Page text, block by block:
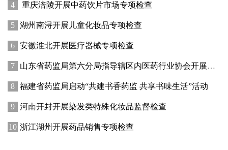
重庆涪陵开展中药饮片市场专项检查
湖州南浔开展儿童化妆品专项检查
安徽淮北开展医疗器械专项检查
山东省药监局第六分局指导辖区内医药行业协会开展中药材鉴别实训活动
福建省药监局启动“共建书香药监 共享书味生活”活动
河南开封开展染发类特殊化妆品监督检查
浙江湖州开展药品销售专项检查